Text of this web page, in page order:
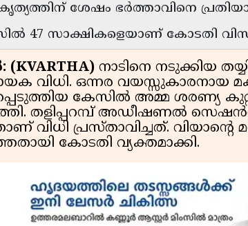
ശേഷം ഭർത്താവിനെ
47 സാക്ഷികളെയാണ് കോടതി
നാടിനെ നടുക്കിയ
വിധി. ഒന്നര വയസ്സുകാരനായ
കേസിൽ അമ്മ ശരണ്യ
തളിപ്പറമ്പ് അഡീഷണൽ
വിധി പ്രസ്താവിച്ചത്.
കോടതി വ്യക്തമാക്കി.